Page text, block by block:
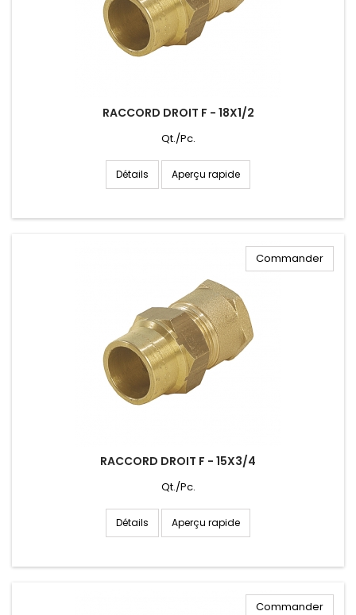
RACCORD DROIT F - 18X1/2
Qt./Pc.
Détails Aperçu rapide
RACCORD DROIT F - 15X3/4
Qt./Pc.
Détails Aperçu rapide
Commander
Commander